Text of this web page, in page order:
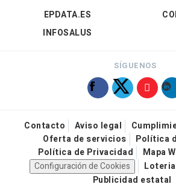
EPDATA.ES
INFOSALUS
SÍGUENOS
Contacto Aviso legal
Oferta de servicios
Política
Política de Privacidad
Mapa
Configuración de Cookies
Publicidad estatal